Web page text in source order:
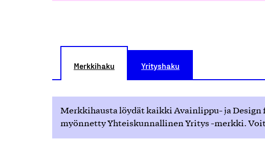
Merkkihaku Yrityshaku
Merkkihausta löydät kaikki Avainlippu- ja
myönnetty Yhteiskunnallinen Yritys -merkki.